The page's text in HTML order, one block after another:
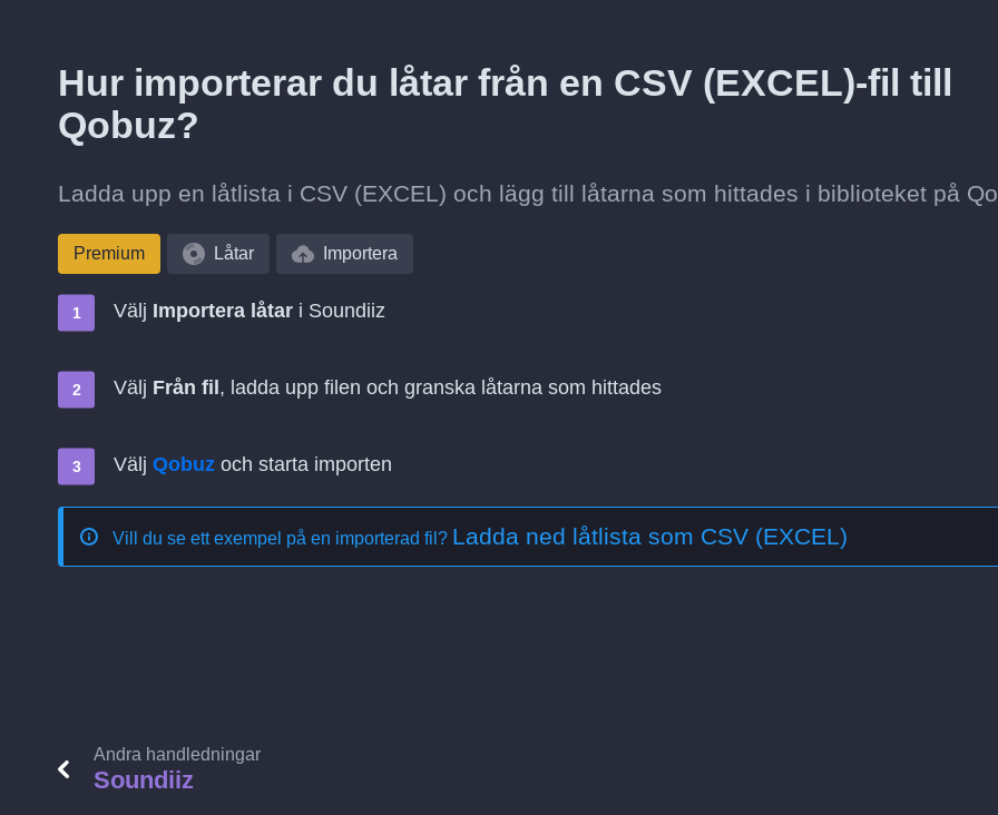
Hur importerar du låtar från en CSV (EXCEL)-fil till
Qobuz?
Ladda upp en låtlista i CSV (EXCEL) och lägg till låtarna som hittades i biblioteket på
Premium Låtar Importera
Välj Importera låtar i Soundiiz
Välj Från fil , ladda upp filen och granska låtarna som hittades
Välj Qobuz och starta importen
Vill du se ett exempel på en importerad fil? Ladda ned låtlista som CSV (EXCEL)
Andra handledningar
Soundiiz